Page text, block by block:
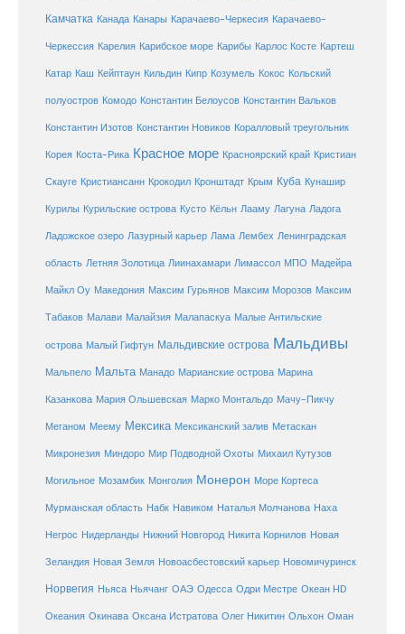
Камчатка Канада Канары Карачаево-Черкесия Карачаево-
Черкессия Карелия Карибское море Карибы Карлос Косте Картеш
Катар Каш Кейптаун Кильдин Кипр Козумель Кокос Кольский
полуостров Комодо Константин Белоусов Константин Вальков
Константин Изотов Константин Новиков Коралловый треугольник
Корея Коста-Рика Красное море Красноярский край Кристиан
Скауге Кристиансанн Крокодил Кронштадт Крым Куба Кунашир
Курилы Курильские острова Кусто Кёльн Лааму Лагуна Ладога
Ладожское озеро Лазурный карьер Лама Лембех Ленинградская
область Летняя Золотица Лиинахамари Лимассол МПО Мадейра
Майкл Оу Македония Максим Гурьянов Максим Морозов Максим
Табаков Малави Малайзия Малапаскуа Малые Антильские
острова Малый Гифтун Мальдивские острова Мальдивы
Мальпело Мальта Манадо Марианские острова Марина
Казанкова Мария Ольшевская Марко Монтальдо Мачу-Пикчу
Меганом Меему Мексика Мексиканский залив Метаскан
Микронезия Миндоро Мир Подводной Охоты Михаил Кутузов
Могильное Мозамбик Монголия Монерон Море Кортеса
Мурманская область Набк Навиком Наталья Молчанова Наха
Негрос Нидерланды Нижний Новгород Никита Корнилов Новая
Зеландия Новая Земля Новоасбестовский карьер Новомичуринск
Норвегия Ньяса Ньячанг ОАЭ Одесса Одри Местре Океан HD
Океания Окинава Оксана Истратова Олег Никитин Ольхон Оман